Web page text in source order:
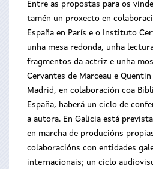
Entre as propostas para os
tamén un proxecto en
España en París e o Instituto
unha mesa redonda, unha
fragmentos da actriz e unha
Cervantes de Marceau e
Madrid, en colaboración coa
España, haberá un ciclo de
a autora. En Galicia está
en marcha de producións
colaboracións con entidades
internacionais; un ciclo